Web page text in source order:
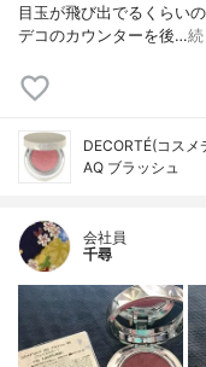
目玉が飛び出でるくらい
デコのカウンターを後…
DECORTÉ(コスメ
AQ ブラッシュ
会社員
千尋